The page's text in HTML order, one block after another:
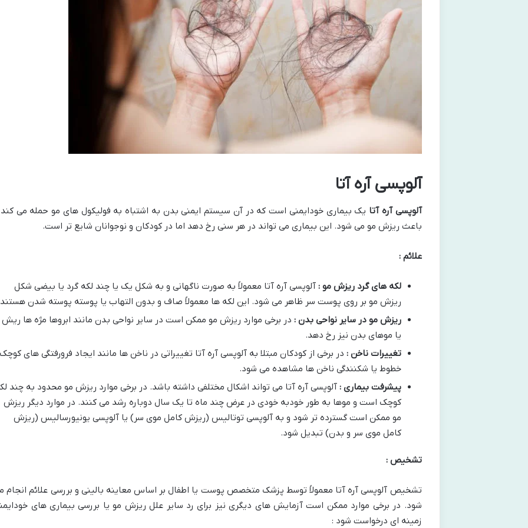
آلوپسی آره آتا
آلوپسی آره آتا یک بیماری خودایمنی است که در آن سیستم ایمنی بدن به اشتباه به فولیکول های مو حمله می
باعث ریزش مو می شود. این بیماری می تواند در هر سنی رخ دهد اما در کودکان و نوجوانان شایع تر است.
علائم :
لکه های گرد ریزش مو :آلوپسی آره آتا معمولاً به صورت ناگهانی و به شکل یک یا چند لکه گرد یا بیضی شکل
ریزش مو بر روی پوست سر ظاهر می شود. این لکه ها معمولاً صاف و بدون التهاب یا پوسته پوسته شدن
ریزش مو در سایر نواحی بدن : در برخی موارد ریزش مو ممکن است در سایر نواحی بدن مانند ابروها مژه ها ریش
یا موهای بدن نیز رخ دهد.
تغییرات ناخن : در برخی از کودکان مبتلا به آلوپسی آره آتا تغییراتی در ناخن ها مانند ایجاد فرورفتگی های
خطوط یا شکنندگی ناخن ها مشاهده می شود.
پیشرفت بیماری :آلوپسی آره آتا می تواند اشکال مختلفی داشته باشد. در برخی موارد ریزش مو محدود به چند
کوچک است و موها به طور خودبه خودی در عرض چند ماه تا یک سال دوباره رشد می کنند. در موارد دیگر ریزش
مو ممکن است گسترده تر شود و به آلوپسی توتالیس (ریزش کامل موی سر) یا آلوپسی یونیورسالیس (ریزش
کامل موی سر و بدن) تبدیل شود.
تشخیص :
تشخیص آلوپسی آره آتا معمولاً توسط پزشک متخصص پوست یا اطفال بر اساس معاینه بالینی و بررسی علائم انجام
شود. در برخی موارد ممکن است آزمایش های دیگری نیز برای رد سایر علل ریزش مو یا بررسی بیماری های
زمینه ای درخواست شود :